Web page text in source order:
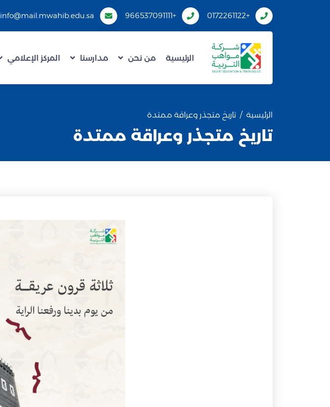
+0172261122
+966537091111
info@mail.mwahib.edu.sa
الرئيسية من نحن مدارسنا المركز الإعلامي
الرئيسية تاريخ متجذر وعراقة ممتدة
تاريخ متجذر وعراقة ممتدة